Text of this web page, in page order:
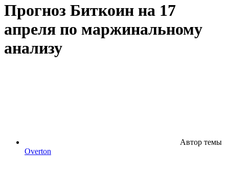
Прогноз Биткоин на 17
апреля по маржинальному
анализу
Автор темы
Overton